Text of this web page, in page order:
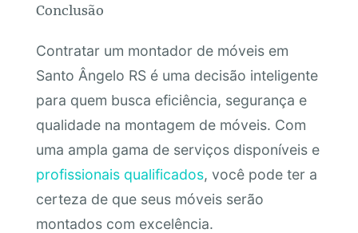
Conclusão
Contratar um montador de móveis em
Santo Ângelo RS é uma decisão inteligente
para quem busca eficiência, segurança e
qualidade na montagem de móveis. Com
uma ampla gama de serviços disponíveis e
profissionais qualificados, você pode ter a
certeza de que seus móveis serão
montados com excelência.